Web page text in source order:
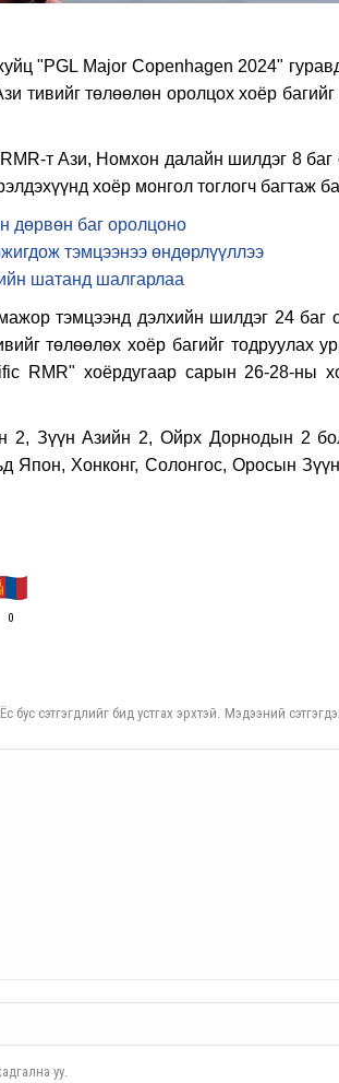
"PGL Major Copenhagen 2024"
тивийг төлөөлөн оролцох хоёр
т Ази, Номхон далайн шилдэг 8 баг
хоёр монгол тоглогч багтаж
дөрвөн баг оролцоно
тэмцээнээ өндөрлүүллээ
шатанд шалгарлаа
тэмцээнд дэлхийн шилдэг 24 баг
төлөөлөх хоёр багийг тодруулах
RMR" хоёрдугаар сарын 26-28-ны
2, Зүүн Азийн 2, Ойрх Дорнодын 2
Япон, Хонконг, Солонгос, Оросын
0
бус сэтгэгдлийг бид устгах эрхтэй. Мэдээний
уу.